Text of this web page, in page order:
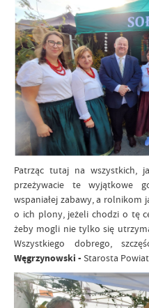
Patrząc tutaj na wszystkich,
przeżywacie te wyjątkowe
wspaniałej zabawy, a rolnikom
o ich plony, jeżeli chodzi o tę
żeby mogli nie tylko się
Wszystkiego dobrego,
Węgrzynowski - Starosta